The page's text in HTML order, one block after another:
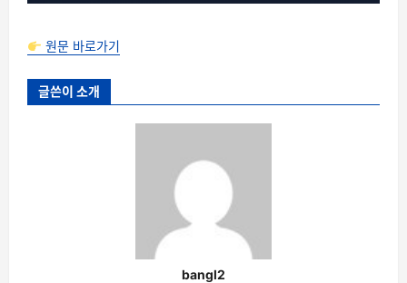
원문 바로가기
글쓴이 소개
bangl2